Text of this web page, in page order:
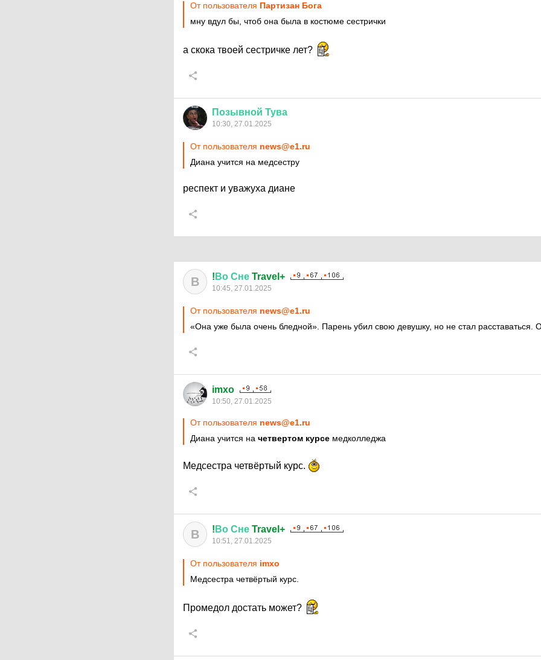
От пользователя Партизан Бога
мну вдул бы, чтоб она была в костюме сестрички
а скока твоей сестричке лет?
Позывной Тува
10:30, 27.01.2025
От пользователя news@e1.ru
Диана учится на медсестру
респект и уважуха диане
В ! Во Сне Travel+
10:45, 27.01.2025
От пользователя news@e1.ru
«Она уже была очень бледной». Парень убил свою девушку, но не стал расставаться.
imxo
10:50, 27.01.2025
От пользователя news@e1.ru
Диана учится на четвертом курсе медколледжа
Медсестра четвёртый курс.
В ! Во Сне Travel+
10:51, 27.01.2025
От пользователя imxo
Медсестра четвёртый курс.
Промедол достать может?